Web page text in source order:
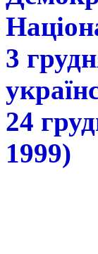
3
24
1999)